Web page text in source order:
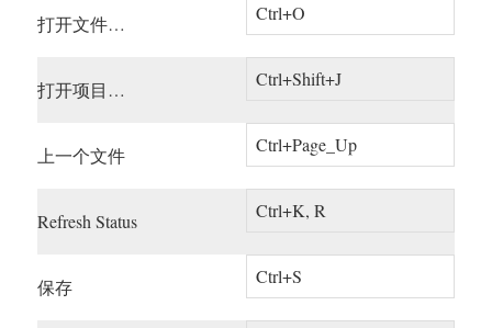
打开文件… Ctrl+O
打开项目… Ctrl+Shift+J
上一个文件 Ctrl+Page_Up
Refresh Status Ctrl+K, R
保存 Ctrl+S